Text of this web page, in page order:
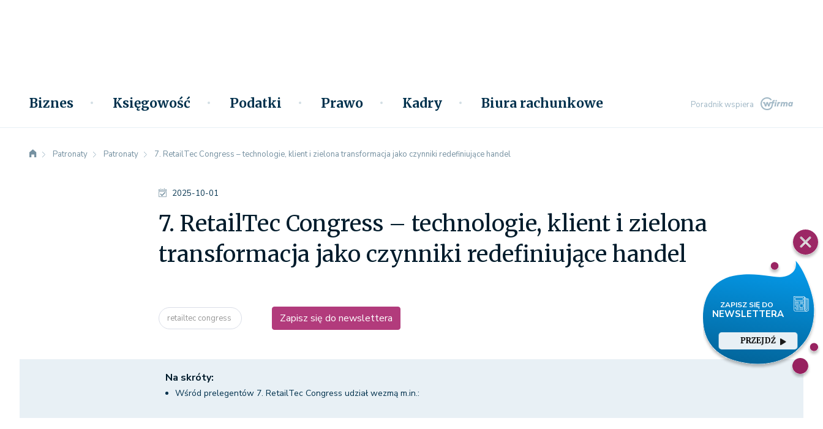
Biznes Księgowość Podatki Prawo Kadry Biura rachunkowe Poradnik wspiera
PRZEJDŹ
Patronaty Patronaty 7. RetailTec Congress – technologie, klient i zielona transformacja jako czynniki redefiniujące handel
2025-10-01
7. RetailTec Congress – technologie, klient i zielona
transformacja jako czynniki redefiniujące handel
retailtec congress Zapisz się do newslettera
Na skróty:
Wśród prelegentów 7. RetailTec Congress udział wezmą m.in.: